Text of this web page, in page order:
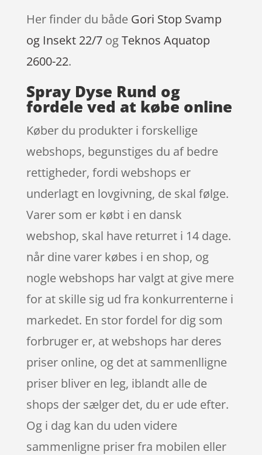
Her finder du både Gori Stop Svamp
og Insekt 22/7ogTeknos Aquatop
2600-22.
Spray Dyse Rund og
fordele ved at købe online
Køber du produkter i forskellige
webshops, begunstiges du af bedre
rettigheder, fordi webshops er
underlagt en lovgivning, de skal følge.
Varer som er købt i en dansk
webshop, skal have returret i 14 dage.
når dine varer købes i en shop, og
nogle webshops har valgt at give mere
for at skille sig ud fra konkurrenterne i
markedet. En stor fordel for dig som
forbruger er, at webshops har deres
priser online, og det at sammenlligne
priser bliver en leg, iblandt alle de
shops der sælger det, du er ude efter.
Og i dag kan du uden videre
sammenligne priser fra mobilen eller